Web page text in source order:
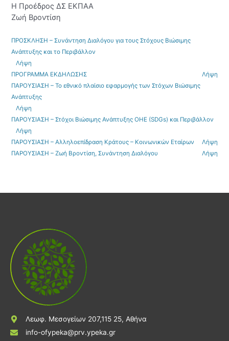
Η Προέδρος ΔΣ ΕΚΠΑΑ
Ζωή Βροντίση
ΠΡΟΣΚΛΗΣΗ – Συνάντηση Διαλόγου για τους Στόχους Βιώσιμης
Ανάπτυξης και το Περιβάλλον
Λήψη
ΠΡΟΓΡΑΜΜΑ ΕΚΔΗΛΩΣΗΣ
Λήψη
ΠΑΡΟΥΣΙΑΣΗ – Το εθνικό πλαίσιο εφαρμογής των Στόχων Βιώσιμης
Ανάπτυξης
Λήψη
ΠΑΡΟΥΣΙΑΣΗ – Στόχοι Βιώσιμης Ανάπτυξης ΟΗΕ (SDGs) και Περιβάλλον
Λήψη
ΠΑΡΟΥΣΙΑΣΗ – Αλληλοεπίδραση Κράτους – Κοινωνικών Εταίρων
Λήψη
ΠΑΡΟΥΣΙΑΣΗ – Ζωή Βροντίση, Συνάντηση Διαλόγου
Λήψη
Λεωφ. Μεσογείων 207,115 25, Αθήνα
info-ofypeka@prv.ypeka.gr